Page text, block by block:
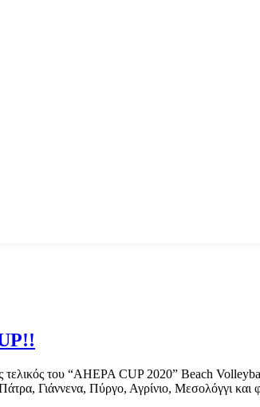
του “AHEPA CUP 2020” Beach
Γιάννενα, Πύργο, Αγρίνιο, Μεσολόγγι